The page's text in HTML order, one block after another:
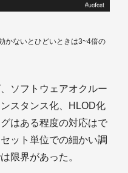
かないとひどいときは3~4倍の
ソフトウェアオクルー
スタンス化、HLOD化
はある程度の対応はで
ット単位での細かい調
限界があった。